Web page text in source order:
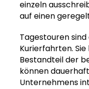
einzeln
auf einen
Tagestouren
Kurierfahrten.
Bestandteil der
können
Unternehmens